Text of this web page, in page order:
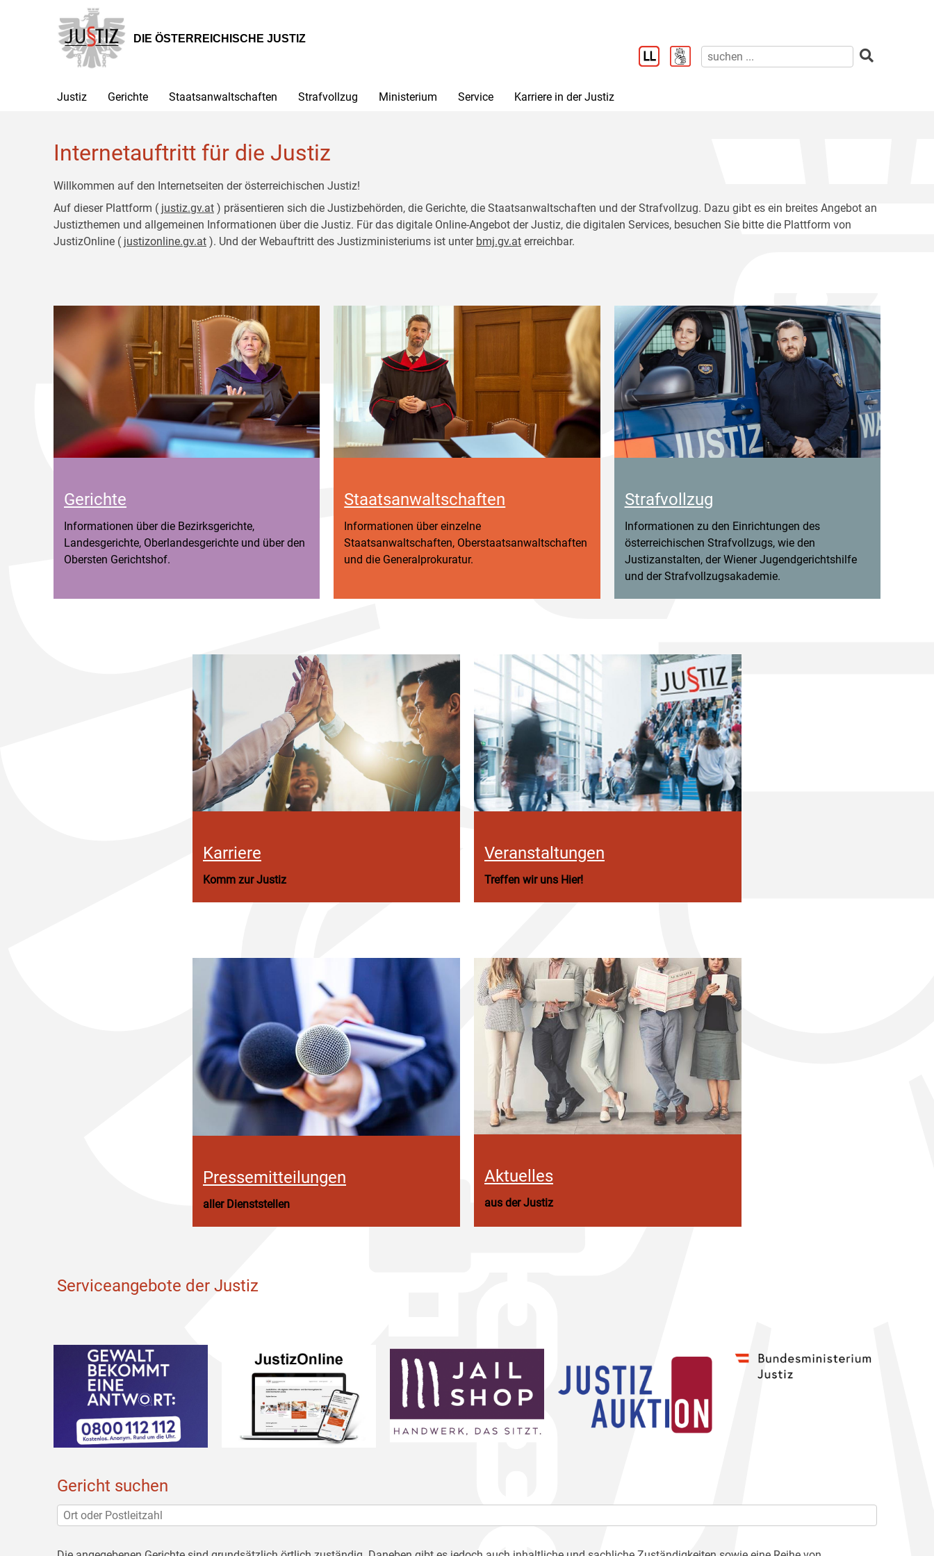
Hauptnavigation
[1]
Inhalt
[2]
DIE ÖSTERREICHISCHE JUSTIZ
Justiz Gerichte Staatsanwaltschaften Strafvollzug Ministerium Service Karriere in der Justiz
Internetauftritt für die Justiz
Willkommen auf den Internetseiten der österreichischen Justiz!
Auf dieser Plattform ( justiz.gv.at ) präsentieren sich die Justizbehörden, die Gerichte, die Staatsanwaltschaften und der Strafvollzug. Dazu gibt es ein breites Angebot an
Justizthemen und allgemeinen Informationen über die Justiz. Für das digitale Online-Angebot der Justiz, die digitalen Services, besuchen Sie bitte die Plattform von
JustizOnline ( justizonline.gv.at ). Und der Webauftritt des Justizministeriums ist unter bmj.gv.at erreichbar.
Gerichte
Informationen über die Bezirksgerichte,
Landesgerichte, Oberlandesgerichte und über den
Obersten Gerichtshof.
Staatsanwaltschaften
Informationen über einzelne
Staatsanwaltschaften, Oberstaatsanwaltschaften
und die Generalprokuratur.
Strafvollzug
Informationen zu den Einrichtungen des
österreichischen Strafvollzugs, wie den
Justizanstalten, der Wiener Jugendgerichtshilfe
und der Strafvollzugsakademie.
Karriere
Komm zur Justiz
Veranstaltungen
Treffen wir uns Hier!
Pressemitteilungen
aller Dienststellen
Aktuelles
aus der Justiz
Serviceangebote der Justiz
Gericht suchen